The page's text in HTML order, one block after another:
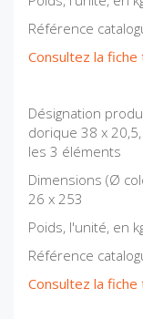
Référence
Consultez la fiche
Désignation
dorique 38 x
les 3 éléments
Dimensions (Ø
26 x 253
Poids, l'unité, en
Référence
Consultez la fiche